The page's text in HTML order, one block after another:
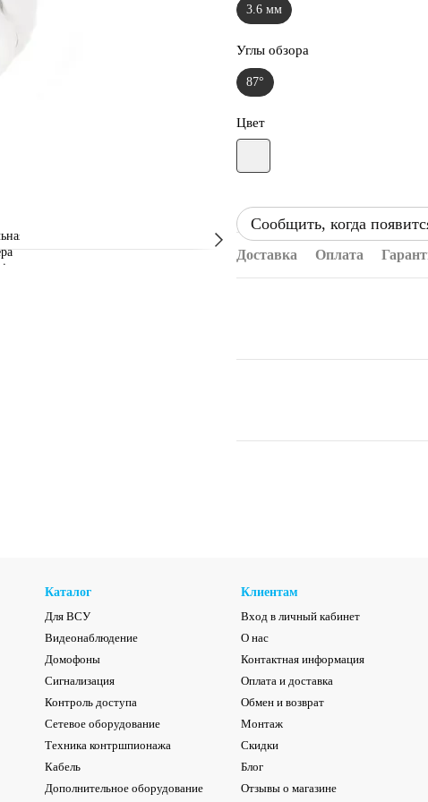
3.6 мм
Углы обзора
87°
Цвет
Сообщить, когда
Доставка Оплата
Каталог
Для ВСУ
Видеонаблюдение
Домофоны
Сигнализация
Контроль доступа
Сетевое оборудование
Техника контршпионажа
Кабель
Дополнительное оборудование
Клиентам
Вход в личный кабинет
О нас
Контактная информация
Оплата и доставка
Обмен и возврат
Монтаж
Скидки
Блог
Отзывы о магазине